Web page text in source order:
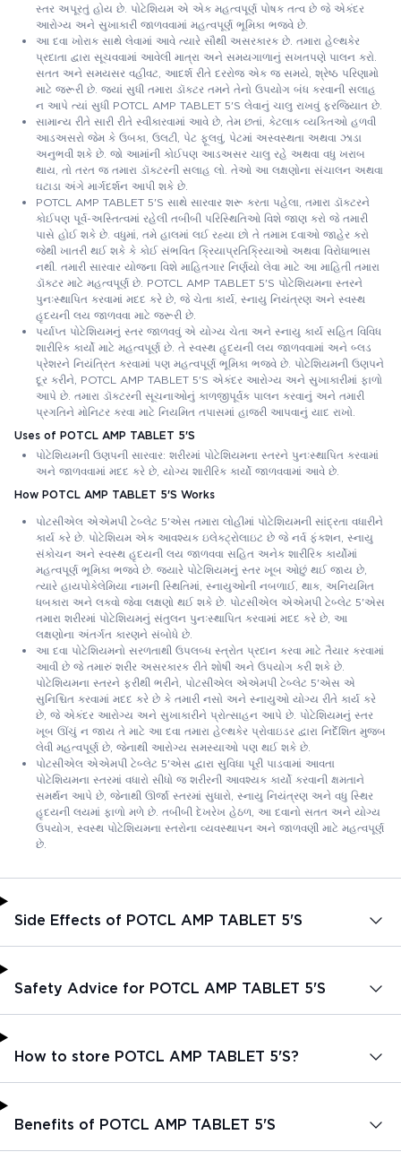
સ્તર અપૂરતું હોય છે. પોટેશિયમ એ એક મહત્વપૂર્ણ પોષક તત્વ છે જે એકંદર
આરોગ્ય અને સુખાકારી જાળવવામાં મહત્વપૂર્ણ ભૂમિકા ભજવે છે.
આ દવા ખોરાક સાથે લેવામાં આવે ત્યારે સૌથી અસરકારક છે. તમારા હેલ્થકેર
પ્રદાતા દ્વારા સૂચવવામાં આવેલી માત્રા અને સમયગાળાનું સખતપણે પાલન કરો.
સતત અને સમયસર વહીવટ, આદર્શ રીતે દરરોજ એક જ સમયે, શ્રેષ્ઠ પરિણામો
માટે જરૂરી છે. જ્યાં સુધી તમારા ડૉક્ટર તમને તેનો ઉપયોગ બંધ કરવાની સલાહ
ન આપે ત્યાં સુધી POTCL AMP TABLET 5'S લેવાનું ચાલુ રાખવું ફરજિયાત છે.
સામાન્ય રીતે સારી રીતે સ્વીકારવામાં આવે છે, તેમ છતાં, કેટલાક વ્યક્તિઓ હળવી
આડઅસરો જેમ કે ઉબકા, ઉલટી, પેટ ફૂલવું, પેટમાં અસ્વસ્થતા અથવા ઝાડા
અનુભવી શકે છે. જો આમાંની કોઈપણ આડઅસર ચાલુ રહે અથવા વધુ ખરાબ
થાય, તો તરત જ તમારા ડૉક્ટરની સલાહ લો. તેઓ આ લક્ષણોના સંચાલન અથવા
ઘટાડા અંગે માર્ગદર્શન આપી શકે છે.
POTCL AMP TABLET 5'S સાથે સારવાર શરૂ કરતા પહેલા, તમારા ડૉક્ટરને
કોઈપણ પૂર્વ-અસ્તિત્વમાં રહેલી તબીબી પરિસ્થિતિઓ વિશે જાણ કરો જે તમારી
પાસે હોઈ શકે છે. વધુમાં, તમે હાલમાં લઈ રહ્યા છો તે તમામ દવાઓ જાહેર કરો
જેથી ખાતરી થઈ શકે કે કોઈ સંભવિત ક્રિયાપ્રતિક્રિયાઓ અથવા વિરોધાભાસ
નથી. તમારી સારવાર યોજના વિશે માહિતગાર નિર્ણયો લેવા માટે આ માહિતી તમારા
ડૉક્ટર માટે મહત્વપૂર્ણ છે. POTCL AMP TABLET 5'S પોટેશિયમના સ્તરને
પુનઃસ્થાપિત કરવામાં મદદ કરે છે, જે ચેતા કાર્ય, સ્નાયુ નિયંત્રણ અને સ્વસ્થ
હૃદયની લય જાળવવા માટે જરૂરી છે.
પર્યાપ્ત પોટેશિયમનું સ્તર જાળવવું એ યોગ્ય ચેતા અને સ્નાયુ કાર્ય સહિત વિવિધ
શારીરિક કાર્યો માટે મહત્વપૂર્ણ છે. તે સ્વસ્થ હૃદયની લય જાળવવામાં અને બ્લડ
પ્રેશરને નિયંત્રિત કરવામાં પણ મહત્વપૂર્ણ ભૂમિકા ભજવે છે. પોટેશિયમની ઉણપને
દૂર કરીને, POTCL AMP TABLET 5'S એકંદર આરોગ્ય અને સુખાકારીમાં ફાળો
આપે છે. તમારા ડૉક્ટરની સૂચનાઓનું કાળજીપૂર્વક પાલન કરવાનું અને તમારી
પ્રગતિને મોનિટર કરવા માટે નિયમિત તપાસમાં હાજરી આપવાનું યાદ રાખો.
Uses of POTCL AMP TABLET 5'S
પોટેશિયમની ઉણપની સારવાર: શરીરમાં પોટેશિયમના સ્તરને પુનઃસ્થાપિત કરવામાં
અને જાળવવામાં મદદ કરે છે, યોગ્ય શારીરિક કાર્યો જાળવવામાં આવે છે.
How POTCL AMP TABLET 5'S Works
પોટસીએલ એએમપી ટેબ્લેટ 5'એસ તમારા લોહીમાં પોટેશિયમની સાંદ્રતા વધારીને
કાર્ય કરે છે. પોટેશિયમ એક આવશ્યક ઇલેક્ટ્રોલાઇટ છે જે નર્વ ફંક્શન, સ્નાયુ
સંકોચન અને સ્વસ્થ હૃદયની લય જાળવવા સહિત અનેક શારીરિક કાર્યોમાં
મહત્વપૂર્ણ ભૂમિકા ભજવે છે. જ્યારે પોટેશિયમનું સ્તર ખૂબ ઓછું થઈ જાય છે,
ત્યારે હાયપોકેલેમિયા નામની સ્થિતિમાં, સ્નાયુઓની નબળાઈ, થાક, અનિયમિત
ધબકારા અને લકવો જેવા લક્ષણો થઈ શકે છે. પોટસીએલ એએમપી ટેબ્લેટ 5'એસ
તમારા શરીરમાં પોટેશિયમનું સંતુલન પુનઃસ્થાપિત કરવામાં મદદ કરે છે, આ
લક્ષણોના અંતર્ગત કારણને સંબોધે છે.
આ દવા પોટેશિયમનો સરળતાથી ઉપલબ્ધ સ્ત્રોત પ્રદાન કરવા માટે તૈયાર કરવામાં
આવી છે જે તમારું શરીર અસરકારક રીતે શોષી અને ઉપયોગ કરી શકે છે.
પોટેશિયમના સ્તરને ફરીથી ભરીને, પોટસીએલ એએમપી ટેબ્લેટ 5'એસ એ
સુનિશ્ચિત કરવામાં મદદ કરે છે કે તમારી નસો અને સ્નાયુઓ યોગ્ય રીતે કાર્ય કરે
છે, જે એકંદર આરોગ્ય અને સુખાકારીને પ્રોત્સાહન આપે છે. પોટેશિયમનું સ્તર
ખૂબ ઊંચું ન જાય તે માટે આ દવા તમારા હેલ્થકેર પ્રોવાઇડર દ્વારા નિર્દેશિત મુજબ
લેવી મહત્વપૂર્ણ છે, જેનાથી આરોગ્ય સમસ્યાઓ પણ થઈ શકે છે.
પોટસીએલ એએમપી ટેબ્લેટ 5'એસ દ્વારા સુવિધા પૂરી પાડવામાં આવતા
પોટેશિયમના સ્તરમાં વધારો સીધો જ શરીરની આવશ્યક કાર્યો કરવાની ક્ષમતાને
સમર્થન આપે છે, જેનાથી ઊર્જા સ્તરમાં સુધારો, સ્નાયુ નિયંત્રણ અને વધુ સ્થિર
હૃદયની લયમાં ફાળો મળે છે. તબીબી દેખરેખ હેઠળ, આ દવાનો સતત અને યોગ્ય
ઉપયોગ, સ્વસ્થ પોટેશિયમના સ્તરોના વ્યવસ્થાપન અને જાળવણી માટે મહત્વપૂર્ણ
છે.
Side Effects of POTCL AMP TABLET 5'S
Safety Advice for POTCL AMP TABLET 5'S
How to store POTCL AMP TABLET 5'S?
Benefits of POTCL AMP TABLET 5'S